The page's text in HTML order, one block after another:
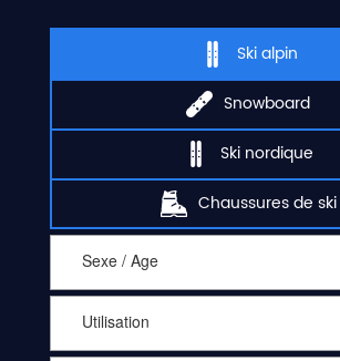
Ski alpin
Snowboard
Ski nordique
Chaussures de ski
Sexe / Age
Utilisation